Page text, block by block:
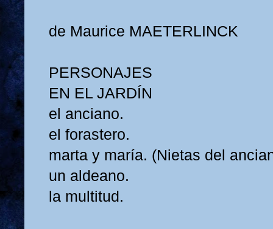
de Maurice MAETERLINCK
PERSONAJES
EN EL JARDÍN
el anciano.
el forastero.
marta y maría. (Nietas del
un aldeano.
la multitud.